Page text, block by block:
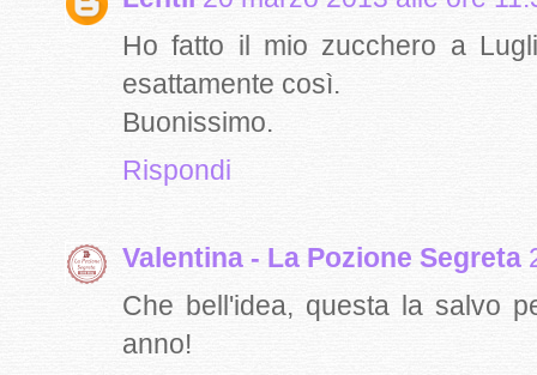
Ho fatto il mio zucchero a
esattamente così.
Buonissimo.
Rispondi
Valentina - La Pozione Segreta
Che bell'idea, questa la salvo
anno!